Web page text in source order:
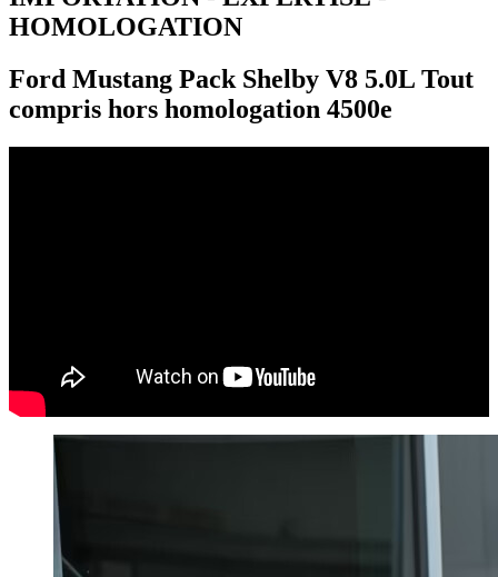
HOMOLOGATION
Ford Mustang Pack Shelby V8 5.0L Tout
compris hors homologation 4500e